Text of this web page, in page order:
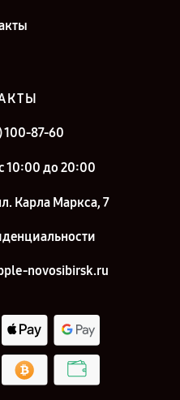
100-87-60
10:00 до 20:00
Карла Маркса, 7
novosibirsk.ru